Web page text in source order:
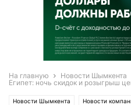
На главную Новости Шымкента
Египет: ночь скидок и розыгрыш
Новости Шымкента Новости